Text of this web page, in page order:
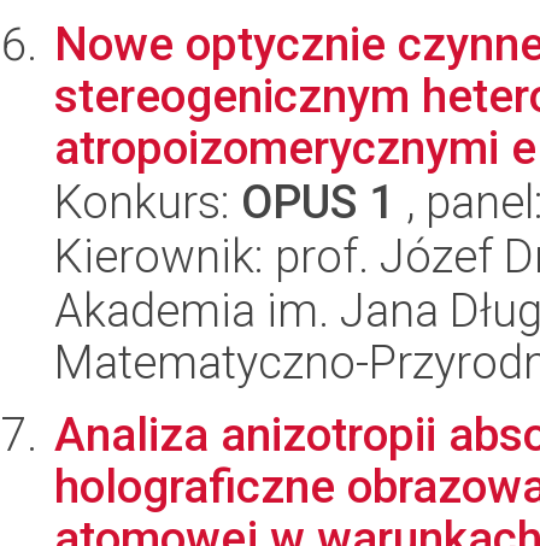
Nowe optycznie
stereogenicznym
atropoizomerycznymi
Konkurs: OPUS 1 ,
Kierownik: prof. Józef
Akademia im. Jana
Matematyczno-
Analiza anizotropii
holograficzne